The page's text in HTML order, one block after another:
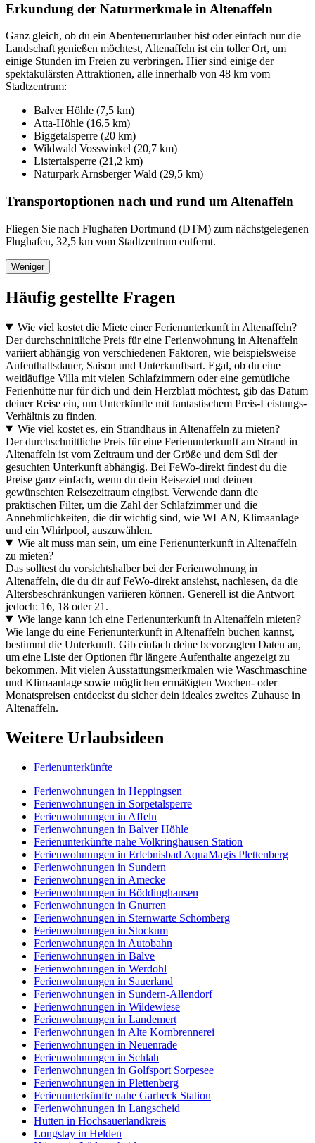
Erkundung der Naturmerkmale in Altenaffeln
Ganz gleich, ob du ein Abenteuerurlauber bist oder einfach nur die
Landschaft genießen möchtest, Altenaffeln ist ein toller Ort, um
einige Stunden im Freien zu verbringen. Hier sind einige der
spektakulärsten Attraktionen, alle innerhalb von 48 km vom
Stadtzentrum:
Balver Höhle (7,5 km)
Atta-Höhle (16,5 km)
Biggetalsperre (20 km)
Wildwald Vosswinkel (20,7 km)
Listertalsperre (21,2 km)
Naturpark Arnsberger Wald (29,5 km)
Transportoptionen nach und rund um Altenaffeln
Fliegen Sie nach Flughafen Dortmund (DTM) zum nächstgelegenen
Flughafen, 32,5 km vom Stadtzentrum entfernt.
Weniger
Häufig gestellte Fragen
Wie viel kostet die Miete einer Ferienunterkunft in Altenaffeln?
Der durchschnittliche Preis für eine Ferienwohnung in Altenaffeln
variiert abhängig von verschiedenen Faktoren, wie beispielsweise
Aufenthaltsdauer, Saison und Unterkunftsart. Egal, ob du eine
weitläufige Villa mit vielen Schlafzimmern oder eine gemütliche
Ferienhütte nur für dich und dein Herzblatt möchtest, gib das Datum
deiner Reise ein, um Unterkünfte mit fantastischem Preis-Leistungs-
Verhältnis zu finden.
Wie viel kostet es, ein Strandhaus in Altenaffeln zu mieten?
Der durchschnittliche Preis für eine Ferienunterkunft am Strand in
Altenaffeln ist vom Zeitraum und der Größe und dem Stil der
gesuchten Unterkunft abhängig. Bei FeWo-direkt findest du die
Preise ganz einfach, wenn du dein Reiseziel und deinen
gewünschten Reisezeitraum eingibst. Verwende dann die
praktischen Filter, um die Zahl der Schlafzimmer und die
Annehmlichkeiten, die dir wichtig sind, wie WLAN, Klimaanlage
und ein Whirlpool, auszuwählen.
Wie alt muss man sein, um eine Ferienunterkunft in Altenaffeln
zu mieten?
Das solltest du vorsichtshalber bei der Ferienwohnung in
Altenaffeln, die du dir auf FeWo-direkt ansiehst, nachlesen, da die
Altersbeschränkungen variieren können. Generell ist die Antwort
jedoch: 16, 18 oder 21.
Wie lange kann ich eine Ferienunterkunft in Altenaffeln mieten?
Wie lange du eine Ferienunterkunft in Altenaffeln buchen kannst,
bestimmt die Unterkunft. Gib einfach deine bevorzugten Daten an,
um eine Liste der Optionen für längere Aufenthalte angezeigt zu
bekommen. Mit vielen Ausstattungsmerkmalen wie Waschmaschine
und Klimaanlage sowie möglichen ermäßigten Wochen- oder
Monatspreisen entdeckst du sicher dein ideales zweites Zuhause in
Altenaffeln.
Weitere Urlaubsideen
Ferienunterkünfte
Ferienwohnungen in Heppingsen
Ferienwohnungen in Sorpetalsperre
Ferienwohnungen in Affeln
Ferienwohnungen in Balver Höhle
Ferienunterkünfte nahe Volkringhausen Station
Ferienwohnungen in Erlebnisbad AquaMagis Plettenberg
Ferienwohnungen in Sundern
Ferienwohnungen in Amecke
Ferienwohnungen in Böddinghausen
Ferienwohnungen in Gnurren
Ferienwohnungen in Sternwarte Schömberg
Ferienwohnungen in Stockum
Ferienwohnungen in Autobahn
Ferienwohnungen in Balve
Ferienwohnungen in Werdohl
Ferienwohnungen in Sauerland
Ferienwohnungen in Sundern-Allendorf
Ferienwohnungen in Wildewiese
Ferienwohnungen in Landemert
Ferienwohnungen in Alte Kornbrennerei
Ferienwohnungen in Neuenrade
Ferienwohnungen in Schlah
Ferienwohnungen in Golfsport Sorpesee
Ferienwohnungen in Plettenberg
Ferienunterkünfte nahe Garbeck Station
Ferienwohnungen in Langscheid
Hütten in Hochsauerlandkreis
Longstay in Helden